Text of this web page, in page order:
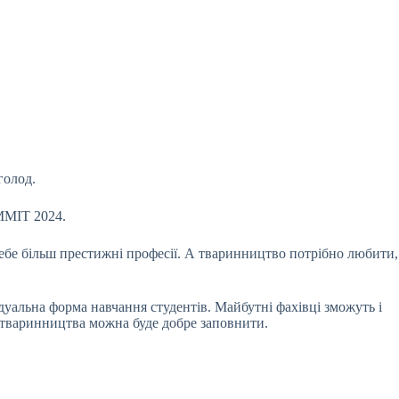
2024.
більш престижні професії. А тваринництво потрібно любити,
форма навчання студентів. Майбутні фахівці зможуть і
можна буде добре заповнити.